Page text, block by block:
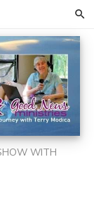
WITH